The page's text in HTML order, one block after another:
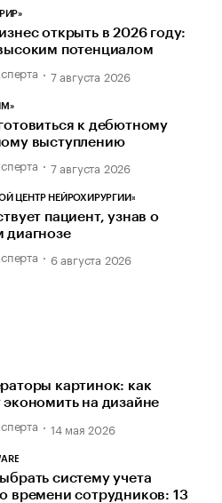
открыть в 2026 году:
потенциалом
7 августа 2026
к дебютному
выступлению
7 августа 2026
ЦЕНТР НЕЙРОХИРУРГИИ»
пациент, узнав о
диагнозе
6 августа 2026
картинок: как
экономить на дизайне
14 мая 2026
систему учета
времени сотрудников: 13